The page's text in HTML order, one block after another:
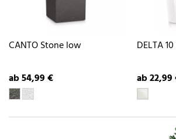
CANTO Stone low
ab 54,99 €
DELTA
ab 22,99